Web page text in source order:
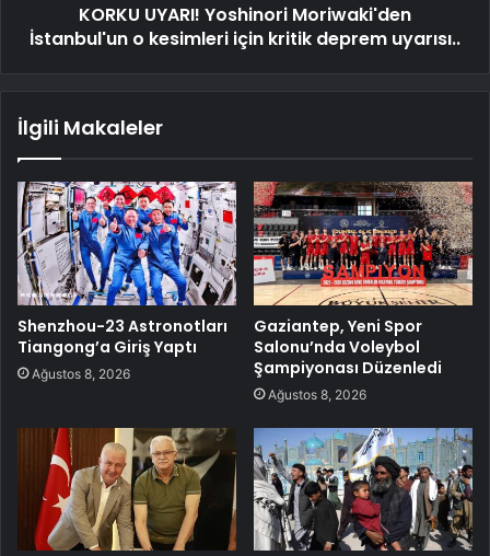
KORKU UYARI! Yoshinori Moriwaki'den
İstanbul'un o kesimleri için kritik deprem uyarısı..
İlgili Makaleler
Shenzhou-23 Astronotları
Tiangong’a Giriş Yaptı
Ağustos 8, 2026
Gaziantep, Yeni Spor
Salonu’nda Voleybol
Şampiyonası Düzenledi
Ağustos 8, 2026